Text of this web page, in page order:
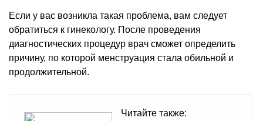
Если у вас возникла такая проблема, вам следует
обратиться к гинекологу. После проведения
диагностических процедур врач сможет определить
причину, по которой менструация стала обильной и
продолжительной.
Читайте также: